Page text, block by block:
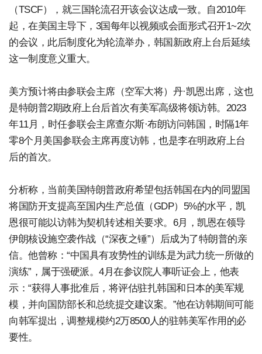
（TSCF），就三国轮流召开该会议达成一致。自2010年
起，在美国主导下，3国每年以视频或会面形式召开1~2次
的会议，此后制度化为轮流举办，韩国新政府上台后延续
这一制度意义重大。
美方预计将由参联会主席（空军大将）丹·凯恩出席，这也
是特朗普2期政府上台后首次有美军高级将领访韩。2023
年11月，时任参联会主席查尔斯·布朗访问韩国，时隔1年
零8个月美国参联会主席再度访韩，也是李在明政府上台
后的首次。
分析称，当前美国特朗普政府希望包括韩国在内的同盟国
将国防开支提高至国内生产总值（GDP）5%的水平，凯
恩很可能以访韩为契机转述相关要求。6月，凯恩在领导
伊朗核设施空袭作战（“深夜之锤”）后成为了特朗普的亲
信。他曾称：“中国具有攻势性的训练是为武力统一所做的
演练”，属于强硬派。4月在参议院人事听证会上，他表
示：“获得人事批准后，将评估驻扎韩国和日本的美军规
模，并向国防部长和总统提交建议案。”他在访韩期间可能
向韩军提出，调整规模约2万8500人的驻韩美军作用的必
要性。